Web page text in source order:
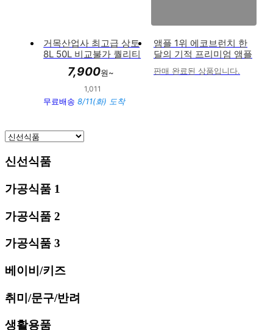
거목산업사 최고급 상토
8L 50L 비교불가 퀄리티
원예용 텃밭 가드닝
7,900원~
1,011
무료배송 8/11(화) 도착
앰플 1위 에코브런치 한
달의 기적 프리미엄 앰플
1BOX
판매 완료된 상품입니다.
신선식품
가공식품 1
가공식품 2
가공식품 3
베이비/키즈
취미/문구/반려
생활용품